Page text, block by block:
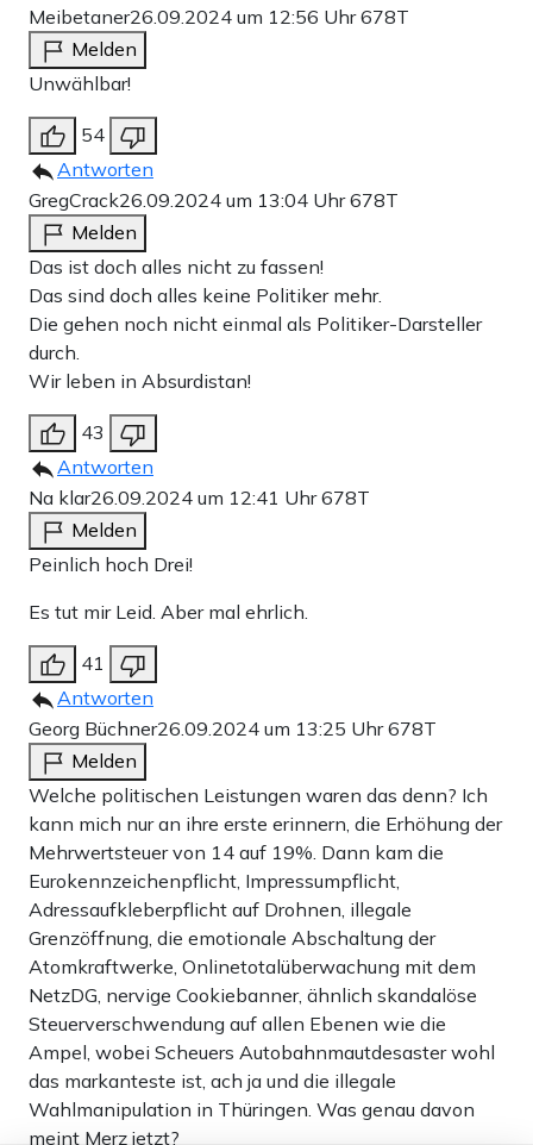
Meibetaner26.09.2024 um 12:56 Uhr678T
Melden
Unwählbar!
54
Antworten
GregCrack26.09.2024 um 13:04 Uhr678T
Melden
Das ist doch alles nicht zu fassen!
Das sind doch alles keine Politiker mehr.
Die gehen noch nicht einmal als Politiker-Darsteller
durch.
Wir leben in Absurdistan!
43
Antworten
Na klar26.09.2024 um 12:41 Uhr678T
Melden
Peinlich hoch Drei!
Es tut mir Leid. Aber mal ehrlich.
41
Antworten
Georg Büchner26.09.2024 um 13:25 Uhr678T
Melden
Welche politischen Leistungen waren das denn? Ich
kann mich nur an ihre erste erinnern, die Erhöhung der
Mehrwertsteuer von 14 auf 19%. Dann kam die
Eurokennzeichenpflicht, Impressumpflicht,
Adressaufkleberpflicht auf Drohnen, illegale
Grenzöffnung, die emotionale Abschaltung der
Atomkraftwerke, Onlinetotalüberwachung mit dem
NetzDG, nervige Cookiebanner, ähnlich skandalöse
Steuerverschwendung auf allen Ebenen wie die
Ampel, wobei Scheuers Autobahnmautdesaster wohl
das markanteste ist, ach ja und die illegale
Wahlmanipulation in Thüringen. Was genau davon
meint Merz jetzt?